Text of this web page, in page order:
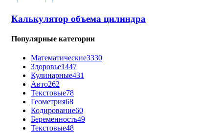
Калькулятор объема цилиндра
Популярные категории
Математические3330
Здоровье1447
Кулинарные431
Авто262
Текстовые78
Геометрия68
Кодирование60
Беременность49
Текстовые48